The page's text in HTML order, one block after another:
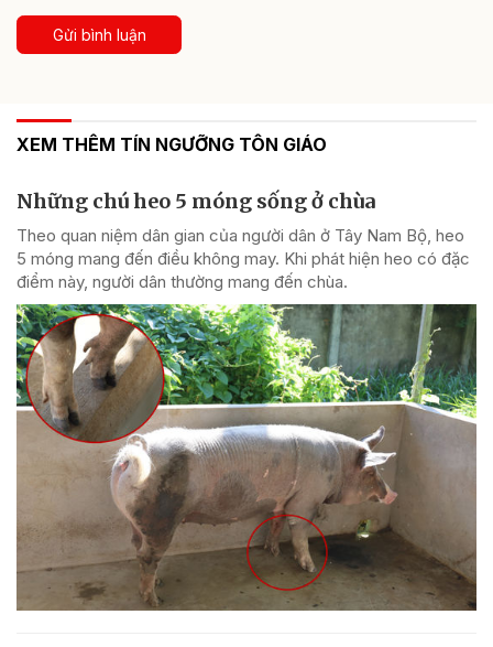
Gửi bình luận
XEM THÊM TÍN NGƯỠNG TÔN GIÁO
Những chú heo 5 móng sống ở chùa
Theo quan niệm dân gian của người dân ở Tây Nam Bộ, heo
5 móng mang đến điều không may. Khi phát hiện heo có đặc
điểm này, người dân thường mang đến chùa.